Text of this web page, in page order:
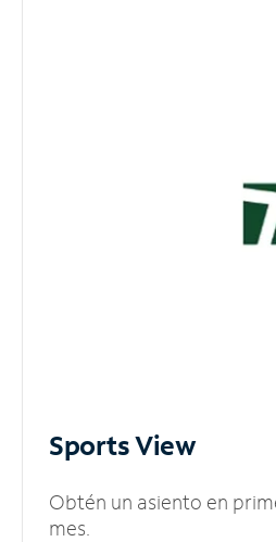
Sports View
Obtén un asiento en
mes.